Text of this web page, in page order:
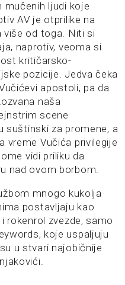
mučenih ljudi koje
AV je otprilike na
više od toga. Niti si
naprotiv, veoma si
kritičarsko-
pozicije. Jedva čeka
apostoli, pa da
naša
scene
suštinski za promene, a
vreme Vučića privilegije
vidi priliku da
nad ovom borbom.
mnogo kukolja
postavljaju kao
rokenrol zvezde, samo
koje uspaljuju
u stvari najobičnije